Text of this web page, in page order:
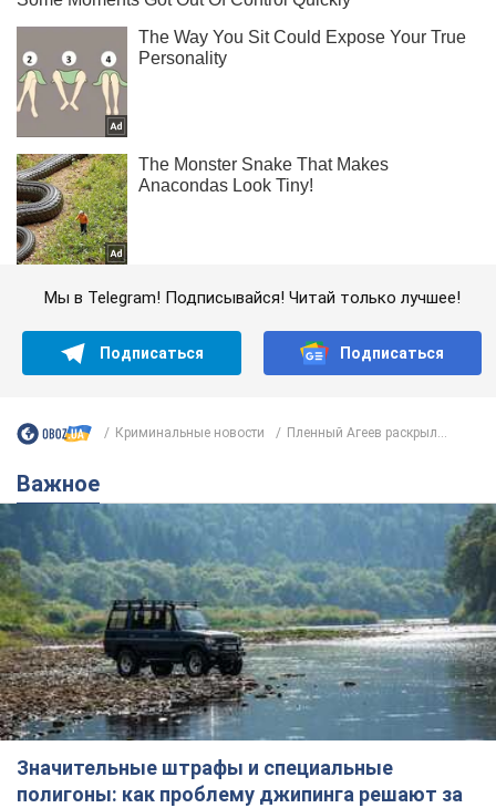
Мы в Telegram! Подписывайся! Читай только лучшее!
Подписаться Подписаться
Криминальные новости Пленный Агеев раскрыл...
Важное
Значительные штрафы и специальные
полигоны: как проблему джипинга решают за